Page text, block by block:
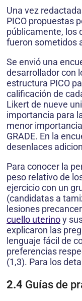
Una vez
PICO propuestas
públicamente, los
fueron sometidos
Se envió una
desarrollador con
estructura PICO
calificación de
Likert de nueve
importancia para
menor
GRADE. En la
desenlaces
Para conocer la
peso relativo de
ejercicio con un
(candidatas a
lesiones
cuello uterinoy
explicaron las
lenguaje fácil de
preferencias
(1,3). Para los
2.4 Guías de